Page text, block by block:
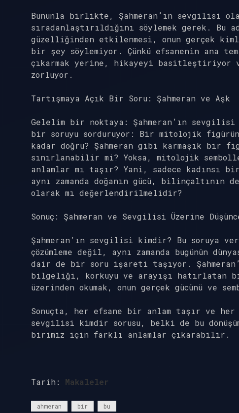
Bununla birlikte, Şahmeran’ın sevgilisi
sıradanlaştırıldığını söylemek gerek. Bu
güzelliğinden etkilenmesi, onun gerçek
bir şey söylemiyor. Çünkü efsanenin ana
çıkarmak yerine, hikayeyi basitleştiriyor ve
zorluyor.
Tartışmaya Açık Bir Soru: Şahmeran ve Aşk
Gelelim bir noktaya: Şahmeran’ın
bir soruyu sorduruyor: Bir mitolojik figürün
kadar doğru? Şahmeran gibi karmaşık
sınırlanabilir mi? Yoksa, mitolojik
anlamlar mı taşır? Yani, sadece
aynı zamanda doğanın gücü,
olarak mı değerlendirilmelidir?
Sonuç: Şahmeran ve Sevgilisi Üzerine
Şahmeran’ın sevgilisi kimdir? Bu soruya
çözümleme değil, aynı zamanda bugünün
dair de bir soru işareti taşıyor.
bilgeliği, korkuyu ve arayışı hatırlatan bir
üzerinden okumak, onun gerçek gücünü ve
Sonuçta, her efsane bir anlam taşır ve her
sevgilisi kimdir sorusu, belki de bu
birimiz için farklı anlamlar çıkarabilir.
Tarih: Makaleler
ahmeran bir bu